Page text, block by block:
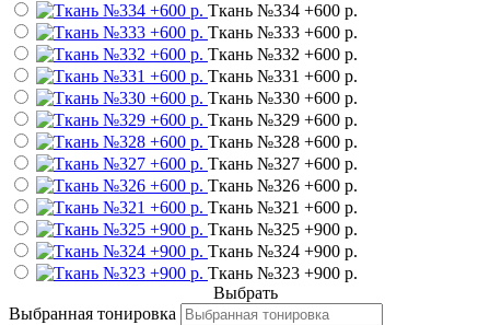
Ткань №334 +600 р.
Ткань №333 +600 р.
Ткань №332 +600 р.
Ткань №331 +600 р.
Ткань №330 +600 р.
Ткань №329 +600 р.
Ткань №328 +600 р.
Ткань №327 +600 р.
Ткань №326 +600 р.
Ткань №321 +600 р.
Ткань №325 +900 р.
Ткань №324 +900 р.
Ткань №323 +900 р.
Выбрать
Выбранная тонировка